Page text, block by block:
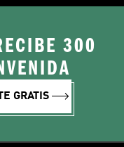
300
GRATIS